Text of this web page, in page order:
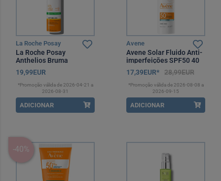
La Roche Posay
La Roche Posay
Anthelios Bruma
Invisível Antibrilho
SPF50 75 ml
19,99EUR
*Promoção válida de 2026-04-21 a
2026-08-31
ADICIONAR
Avene
Avene Solar Fluido Anti-
imperfeições SPF50 40
ml
17,39EUR* 28,99EUR
*Promoção válida de 2026-08-08 a
2026-09-15
ADICIONAR
-40%